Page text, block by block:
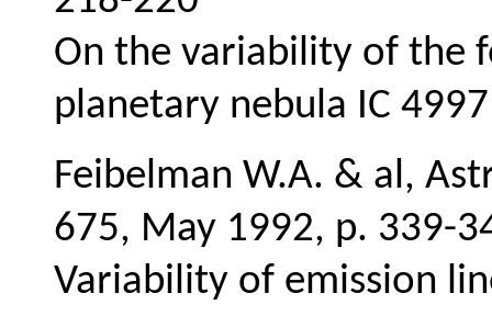
On the variability of the
planetary nebula IC
Feibelman W.A. & al,
675, May 1992, p. 339-
Variability of emission